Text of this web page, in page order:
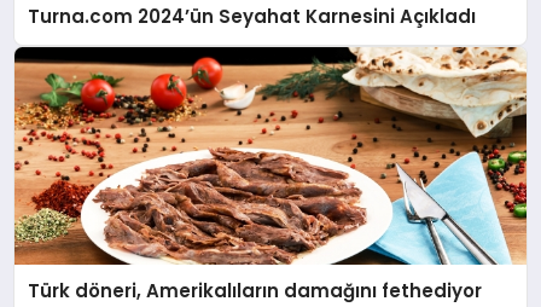
Turna.com 2024’ün Seyahat Karnesini Açıkladı
Türk döneri, Amerikalıların damağını fethediyor